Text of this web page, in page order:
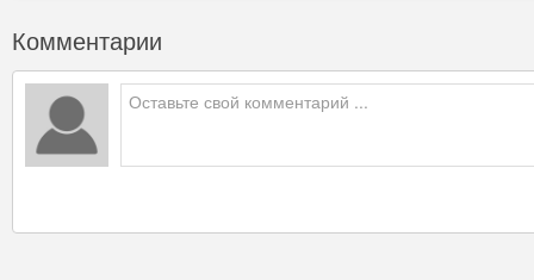
Комментарии